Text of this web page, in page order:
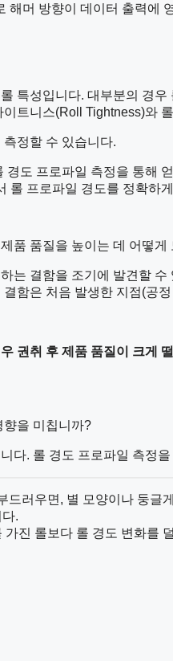
머 방향이 데이터 출력에
특성입니다. 대부분의 경
트니스(Roll Tightness)와
정할 수 있습니다.
도 프로파일 측정을 통해
롤 프로파일 경도를 정확하
품 품질을 높이는 데 어떻게
는 결함을 조기에 발견할
함은 처음 발생한 지점(공
권취 후 제품 품질이 크게
향을 미칩니까?
다. 롤 경도 프로파일 측정
드러우면, 별 모양이나 둥
.
진 롤보다 롤 경도 변화를